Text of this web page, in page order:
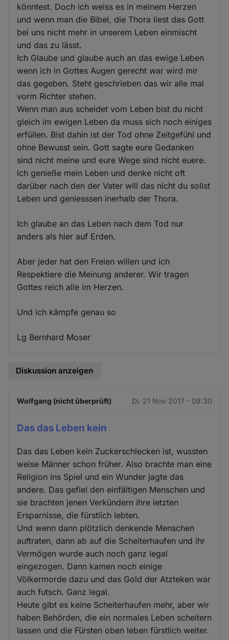
könntest. Doch ich weiss es in meinem Herzen
und wenn man die Bibel, die Thora liest das Gott
bei uns nicht mehr in unserem Leben einmischt
und das zu lässt.
Ich Glaube und glaube auch an das ewige Leben
wenn ich in Gottes Augen gerecht war wird mir
das gegeben. Steht geschrieben das wir alle mal
vorm Richter stehen.
Wenn man aus scheidet vom Leben bist du nicht
gleich im ewigen Leben da muss sich noch einiges
erfüllen. Bist dahin ist der Tod ohne Zeitgefühl und
ohne Bewusst sein. Gott sagte eure Gedanken
sind nicht meine und eure Wege sind nicht euere.
Ich genieße mein Leben und denke nicht oft
darüber nach den der Vater will das nicht du sollst
Leben und geniesssen inerhalb der Thora.
Ich glaube an das Leben nach dem Tod nur
anders als hier auf Erden.
Aber jeder hat den Freien willen und ich
Respektiere die Meinung anderer. Wir tragen
Gottes reich alle im Herzen.
Und ich kämpfe genau so
Lg Bernhard Moser
Diskussion anzeigen
Wolfgang (nicht überprüft) Di. 21 Nov 2017 - 08:30
Das das Leben kein
Das das Leben kein Zuckerschlecken ist, wussten
weise Männer schon früher. Also brachte man eine
Religion ins Spiel und ein Wunder jagte das
andere. Das gefiel den einfältigen Menschen und
sie brachten jenen Verkündern ihre letzten
Ersparnisse, die fürstlich lebten.
Und wenn dann plötzlich denkende Menschen
auftraten, dann ab auf die Scheiterhaufen und ihr
Vermögen wurde auch noch ganz legal
eingezogen. Dann kamen noch einige
Völkermorde dazu und das Gold der Atzteken war
auch futsch. Ganz legal.
Heute gibt es keine Scheiterhaufen mehr, aber wir
haben Behörden, die ein normales Leben scheitern
lassen und die Fürsten oben leben fürstlich weiter.